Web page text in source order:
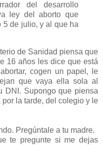
del desarrollo
ley del aborto que
5 de julio, y al que ha
de Sanidad piensa que
16 años les dice que está
cogen un papel, le
que vaya ella sola al
DNI. Supongo que piensa
la tarde, del colegio y le
Pregúntale a tu madre.
te pregunte si me dejas